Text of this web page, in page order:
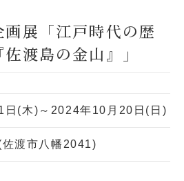
展「江戸時代の歴
渡島の金山』」
日(木)～2024年10月20日(日)
渡市八幡2041)